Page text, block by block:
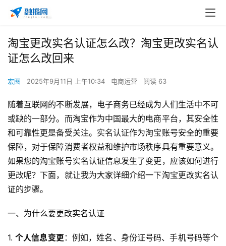
淘宝更改实名认证怎么改？淘宝更改实名认
证怎么改回来
宏图 2025年9月11日 上午10:34 电商运营 阅读 63
随着互联网的不断发展，电子商务已经成为人们生活中不可
或缺的一部分。而淘宝作为中国最大的电商平台，其安全性
和可靠性更是备受关注。实名认证作为淘宝账号安全的重要
保障，对于保障消费者权益和维护市场秩序具有重要意义。
如果您的淘宝账号实名认证信息发生了变更，应该如何进行
更改呢？下面，就让我为大家详细介绍一下淘宝更改实名认
证的步骤。
一、为什么要更改实名认证
1. 个人信息变更 ：例如，姓名、身份证号码、手机号码等个